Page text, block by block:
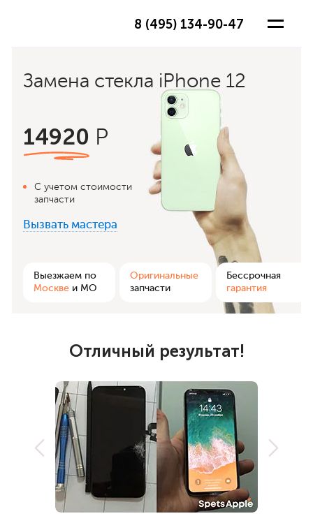
8 (495) 134-90-47
Замена стекла iPhone 12
14920 Р
С учетом стоимости
запчасти
Вызвать мастера
Выезжаем по
Москве и МО
Оригинальные
запчасти
Бессрочная
гарантия
Отличный результат!